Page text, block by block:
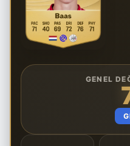
GENEL